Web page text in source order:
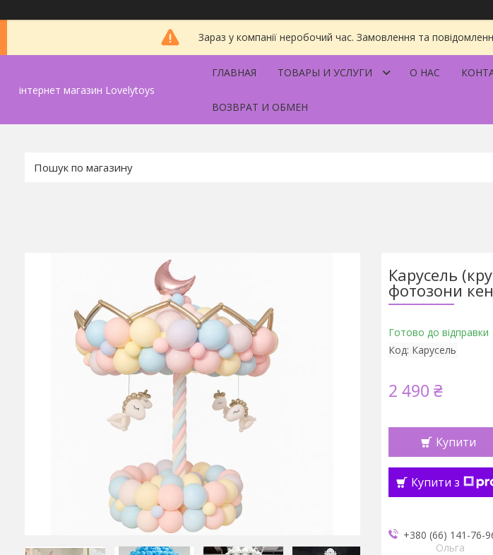
Зараз у компанії неробочий час. Замовлення та
інтернет магазин Lovelytoys
ГЛАВНАЯ ТОВАРЫ И УСЛУГИ О НАС
ВОЗВРАТ И ОБМЕН
Карусель
фотозони
Готово до відправки
Код: Карусель
2 490 ₴
Купити
Купити з
+380 (66) 141-76-
Ольга